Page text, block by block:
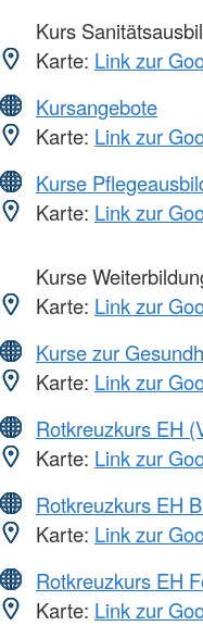
Kurs
Karte: Link zur
Kursangebote
Karte: Link zur
Kurse
Karte: Link zur
Kurse
Karte: Link zur
Kurse zur
Karte: Link zur
Rotkreuzkurs EH
Karte: Link zur
Rotkreuzkurs EH
Karte: Link zur
Rotkreuzkurs EH
Karte: Link zur